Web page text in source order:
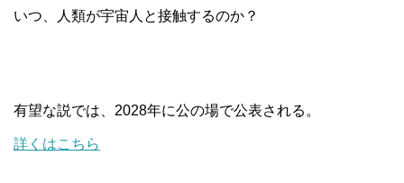
いつ、人類が宇宙人と接触するのか？
有望な説では、 2028年に公の場で公表される。
詳くはこちら